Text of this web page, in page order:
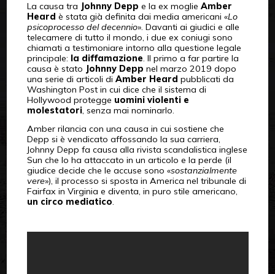
La causa tra Johnny Depp e la ex moglie Amber
Heard è stata già definita dai media americani «Lo
psicoprocesso del decennio». Davanti ai giudici e alle
telecamere di tutto il mondo, i due ex coniugi sono
chiamati a testimoniare intorno alla questione legale
principale: la diffamazione. Il primo a far partire la
causa è stato
Johnny Depp nel marzo 2019 dopo
una serie di articoli di Amber Heard pubblicati da
Washington Post in cui dice che il sistema di
Hollywood protegge uomini violenti e
molestatori, senza mai nominarlo.
Amber rilancia con una causa in cui sostiene che
Depp si è vendicato affossando la sua carriera,
Johnny Depp fa causa alla rivista scandalistica inglese
Sun che lo ha attaccato in un articolo e la perde (il
giudice decide che le accuse sono «sostanzialmente
vere»), il processo si sposta in America nel tribunale di
Fairfax in Virginia e diventa, in puro stile americano,
un circo mediatico.